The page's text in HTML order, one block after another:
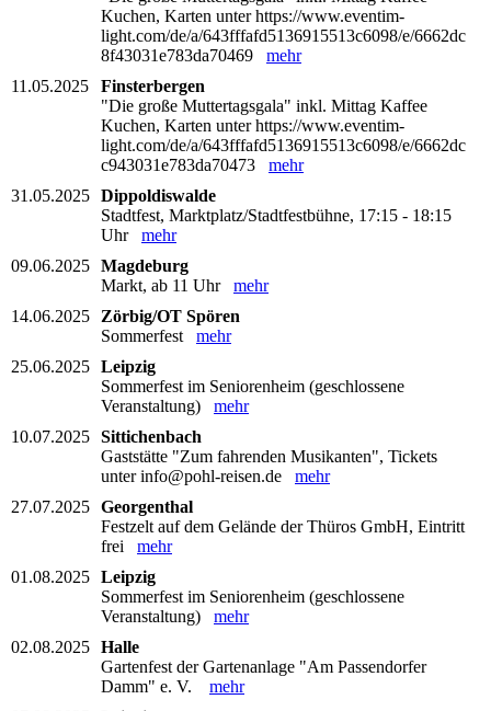
Kuchen, Karten unter https://www.eventim-
light.com/de/a/643fffafd5136915513c6098/e/6662dc
8f43031e783da70469 mehr
11.05.2025
Finsterbergen
"Die große Muttertagsgala" inkl. Mittag Kaffee
Kuchen, Karten unter https://www.eventim-
light.com/de/a/643fffafd5136915513c6098/e/6662dc
c943031e783da70473 mehr
31.05.2025 Dippoldiswalde
Stadtfest, Marktplatz/Stadtfestbühne, 17:15 - 18:15
Uhr mehr
09.06.2025 Magdeburg
Markt, ab 11 Uhr mehr
14.06.2025
Zörbig/OT Spören
Sommerfest mehr
25.06.2025 Leipzig
Sommerfest im Seniorenheim (geschlossene
Veranstaltung) mehr
10.07.2025 Sittichenbach
Gaststätte "Zum fahrenden Musikanten", Tickets
unter info@pohl-reisen.de mehr
27.07.2025 Georgenthal
Festzelt auf dem Gelände der Thüros GmbH, Eintritt
frei mehr
01.08.2025 Leipzig
Sommerfest im Seniorenheim (geschlossene
Veranstaltung) mehr
02.08.2025 Halle
Gartenfest der Gartenanlage "Am Passendorfer
Damm" e. V. mehr